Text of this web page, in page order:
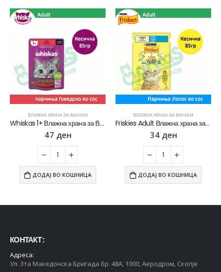
ВЛАЖНА ХРАНА ЗА МАЧКИ
Whiskas 1+ Влажна храна за Возрасни мачки со Парчиња Говедско во сос [Кесичка 85гр]
47 ден
ДОДАЈ ВО КОШНИЦА
ВЛАЖНА ХРАНА ЗА МАЧКИ
Friskies Adult Влажна храна за Возрасни мачки со Лосос во сос [Кесичка 85]
34 ден
ДОДАЈ ВО КОШНИЦА
КОНТАКТ :
Адреса:
Ул. 3та Македонска Бригада бр. 48А, 1000, Аеродром, Скопје